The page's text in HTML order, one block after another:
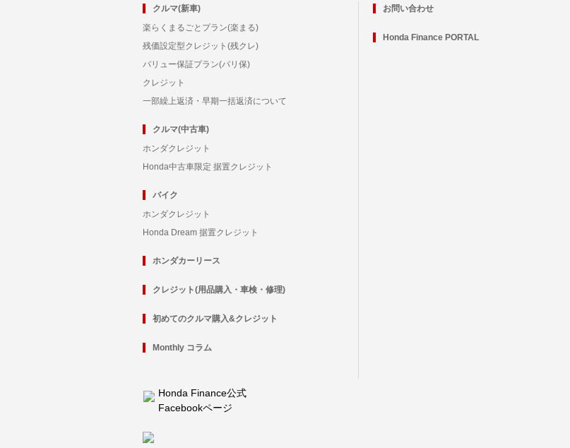
クルマ(新車)
楽らくまるごとプラン(楽まる)
残価設定型クレジット(残クレ)
バリュー保証プラン(バリ保)
クレジット
一部繰上返済・早期一括返済について
クルマ(中古車)
ホンダクレジット
Honda中古車限定 据置クレジット
バイク
ホンダクレジット
Honda Dream 据置クレジット
ホンダカーリース
クレジット(用品購入・車検・修理)
初めてのクルマ購入&クレジット
Monthly コラム
お問い合わせ
Honda Finance PORTAL
Honda Finance公式
Facebookページ